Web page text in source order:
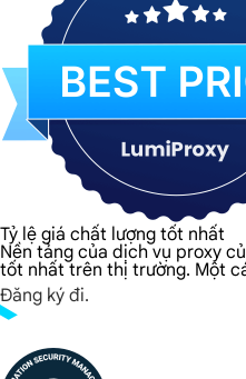
Tỷ lệ giá chất lượng tốt nhất
Nền tảng của dịch vụ proxy
tốt nhất trên thị trường. Một
Đăng ký đi.